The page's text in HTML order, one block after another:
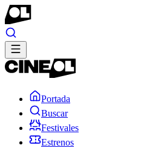
Portada
Buscar
Festivales
Estrenos